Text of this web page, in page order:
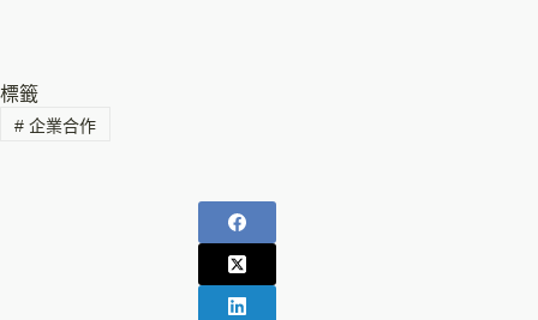
標籤
#企業合作